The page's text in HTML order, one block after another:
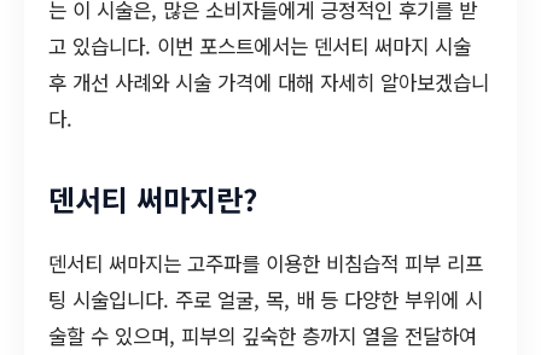
는 이 시술은, 많은 소비자들에게 긍정적인 후기를 받
고 있습니다. 이번 포스트에서는 덴서티 써마지 시술
후 개선 사례와 시술 가격에 대해 자세히 알아보겠습니
다.
덴서티 써마지란?
덴서티 써마지는 고주파를 이용한 비침습적 피부 리프
팅 시술입니다. 주로 얼굴, 목, 배 등 다양한 부위에 시
술할 수 있으며, 피부의 깊숙한 층까지 열을 전달하여